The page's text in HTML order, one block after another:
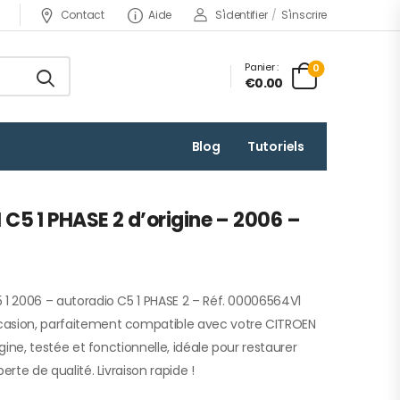
Contact Aide S'identifier / S'inscrire
Panier :
€0.00
0
Blog
Tutoriels
1 PHASE 2 d’origine – 2006 –
2006 – autoradio C5 1 PHASE 2 – Réf. 00006564V1
parfaitement compatible avec votre CITROEN
testée et fonctionnelle, idéale pour restaurer
de qualité. Livraison rapide !